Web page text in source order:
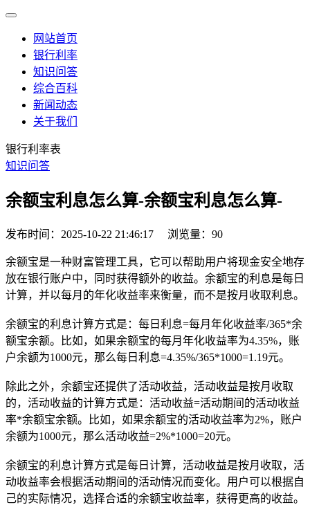
网站首页
银行利率
知识问答
综合百科
新闻动态
关于我们
银行利率表
知识问答
余额宝利息怎么算-余额宝利息怎么算-
发布时间：2025-10-22 21:46:17 浏览量：90
余额宝是一种财富管理工具，它可以帮助用户将现金安全地存
放在银行账户中，同时获得额外的收益。余额宝的利息是每日
计算，并以每月的年化收益率来衡量，而不是按月收取利息。
余额宝的利息计算方式是：每日利息=每月年化收益率/365*余
额宝余额。比如，如果余额宝的每月年化收益率为4.35%，账
户余额为1000元，那么每日利息=4.35%/365*1000=1.19元。
除此之外，余额宝还提供了活动收益，活动收益是按月收取
的，活动收益的计算方式是：活动收益=活动期间的活动收益
率*余额宝余额。比如，如果余额宝的活动收益率为2%，账户
余额为1000元，那么活动收益=2%*1000=20元。
余额宝的利息计算方式是每日计算，活动收益是按月收取，活
动收益率会根据活动期间的活动情况而变化。用户可以根据自
己的实际情况，选择合适的余额宝收益率，获得更高的收益。